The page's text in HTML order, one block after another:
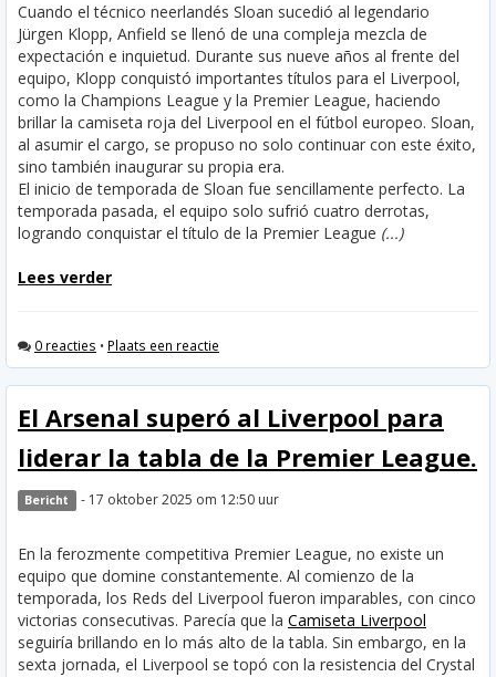
Cuando el técnico neerlandés Sloan sucedió al legendario
Jürgen Klopp, Anfield se llenó de una compleja mezcla de
expectación e inquietud. Durante sus nueve años al frente del
equipo, Klopp conquistó importantes títulos para el Liverpool,
como la Champions League y la Premier League, haciendo
brillar la camiseta roja del Liverpool en el fútbol europeo. Sloan,
al asumir el cargo, se propuso no solo continuar con este éxito,
sino también inaugurar su propia era.
El inicio de temporada de Sloan fue sencillamente perfecto. La
temporada pasada, el equipo solo sufrió cuatro derrotas,
logrando conquistar el título de la Premier League (...)
Lees verder
0 reacties • Plaats een reactie
El Arsenal superó al Liverpool para
liderar la tabla de la Premier League.
Bericht - 17 oktober 2025 om 12:50 uur
En la ferozmente competitiva Premier League, no existe un
equipo que domine constantemente. Al comienzo de la
temporada, los Reds del Liverpool fueron imparables, con cinco
victorias consecutivas. Parecía que la Camiseta Liverpool
seguiría brillando en lo más alto de la tabla. Sin embargo, en la
sexta jornada, el Liverpool se topó con la resistencia del Crystal